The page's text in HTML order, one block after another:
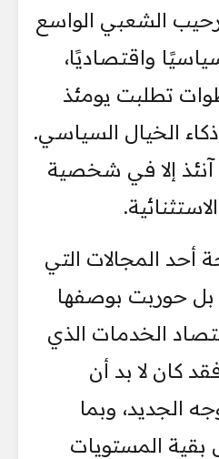
الشعبي الواسع
واقتصاديًا،
تطلبت يومئذ
الخيال السياسي.
آنئذ إلا في شخصية
أحد المجالات التي
بل حوربت بوصفها
الخدمات الذي
كان لا بد أن
الجديد، وبما
المستويات